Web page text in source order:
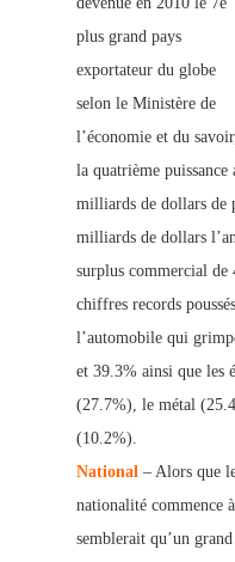
plus grand pays
exportateur du globe
selon le Ministère de
l’économie et du
la quatrième
milliards de dollars de
milliards de dollars
surplus commercial de
chiffres records
l’automobile qui
et 39.3% ainsi que les
(27.7%), le métal
(10.2%).
National – Alors que
nationalité commence
semblerait qu’un